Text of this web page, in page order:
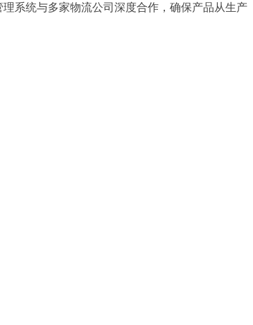
系统与多家物流公司深度合作，确保产品从生产